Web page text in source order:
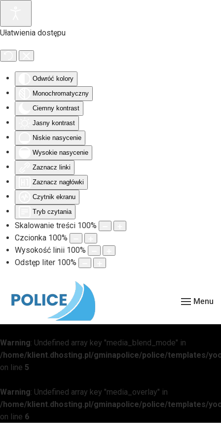
Ułatwienia dostępu
Odwróć kolory
Monochromatyczny
Ciemny kontrast
Jasny kontrast
Niskie nasycenie
Wysokie nasycenie
Zaznacz linki
Zaznacz nagłówki
Czytnik ekranu
Tryb czytania
Skalowanie treści 100%
Czcionka 100%
Wysokość linii 100%
Odstęp liter 100%
Przejdź do głównej treści
Menu
Warning: Undefined array key "media_blend_mode" in
/home/klient.dhosting.pl/gminapolice/police/templates/
on line 5
Warning: Undefined array key "media_overlay" in
/home/klient.dhosting.pl/gminapolice/police/templates/
on line 6